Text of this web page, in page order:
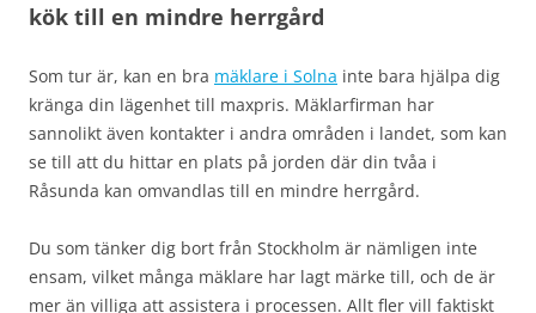
kök till en mindre herrgård
Som tur är, kan en bra mäklare i Solna inte bara hjälpa dig
kränga din lägenhet till maxpris. Mäklarfirman har
sannolikt även kontakter i andra områden i landet, som kan
se till att du hittar en plats på jorden där din tvåa i
Råsunda kan omvandlas till en mindre herrgård.
Du som tänker dig bort från Stockholm är nämligen inte
ensam, vilket många mäklare har lagt märke till, och de är
mer än villiga att assistera i processen. Allt fler vill faktiskt